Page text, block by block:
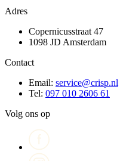
Adres
Copernicusstraat 47
1098 JD Amsterdam
Contact
Email: service@crisp.nl
Tel: 097 010 2606 61
Volg ons op